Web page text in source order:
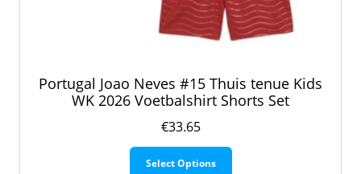
Portugal Joao Neves #15 Thuis tenue Kids
WK 2026 Voetbalshirt Shorts Set
€33.65
Select Options
Dit